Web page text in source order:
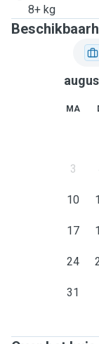
8+ kg
MA
3
10
17
24
31